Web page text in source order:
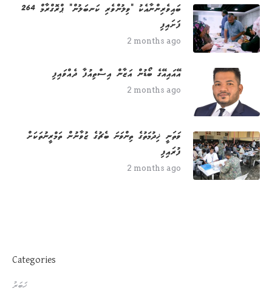
264 ބައިވެރިންނާއެކު "ވިލުންވެރި ކަނބަލުން" ޕްރޮގްރާމް
ފަށައިފި
2 months ago
އޭއައިއޭގެ ބޯޑުން އަޒާން އިސްތިއުފާ ދެއްވައިފި
2 months ago
ވަތަނީ ޚިދުމަތުގެ ތިންވަނަ ބެޗުގެ ޒުވާނުން ތަމްރީނުތަކަށް
ފުރައިފި
2 months ago
Categories
ޚަބަރު